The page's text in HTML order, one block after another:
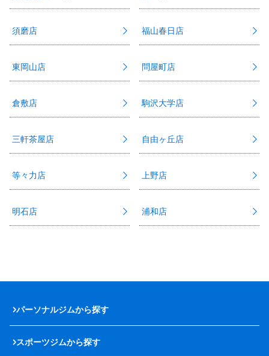
須磨店 福山春日店
東岡山店 問屋町店
倉敷店 駒沢大学店
三軒茶屋店 自由ヶ丘店
等々力店 上野店
明石店 浦和店
パーソナルジムから探す
スポーツジムから探す